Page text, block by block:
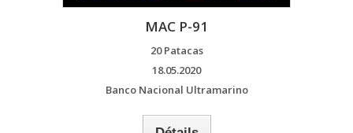
MAC P-91
20 Patacas
18.05.2020
Banco Nacional Ultramarino